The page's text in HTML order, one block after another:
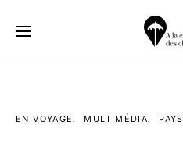
EN VOYAGE MULTIMÉDIA PAYS